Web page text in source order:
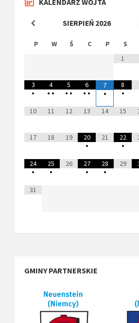
KALENDARZ WÓJTA
SIERPIEŃ 2026
P W Ś C P S
1
3
•
4
• •
5
• •
6
• •
7
•
8
•
10 11 12 13 14 15
17 18 19
20
•
21
22
•
24
•
25
•
26
27
•
28
•
29
31
GMINY PARTNERSKIE